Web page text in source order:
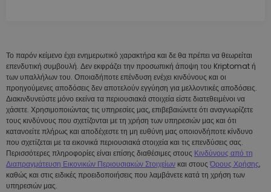
Το παρόν κείμενο έχει ενημερωτικό χαρακτήρα και δε θα πρέπει να θεωρείται
επενδυτική συμβουλή. Δεν εκφράζει την προσωπική άποψη του Kriptomat ή
των υπαλλήλων του. Οποιαδήποτε επένδυση ενέχει κινδύνους και οι
προηγούμενες αποδόσεις δεν αποτελούν εγγύηση για μελλοντικές αποδόσεις.
Διακινδυνεύστε μόνο εκείνα τα περιουσιακά στοιχεία είστε διατεθειμένοι να
χάσετε. Χρησιμοποιώντας τις υπηρεσίες μας, επιβεβαιώνετε ότι αναγνωρίζετε
τους κινδύνους που σχετίζονται με τη χρήση των υπηρεσιών μας και ότι
κατανοείτε πλήρως και αποδέχεστε τη μη ευθύνη μας οποιονδήποτε κίνδυνο
που σχετίζεται με τα εικονικά περιουσιακά στοιχεία και τις επενδύσεις σας.
Περισσότερες πληροφορίες είναι επίσης διαθέσιμες στους Κινδύνους από τη
Διαπραγμάτευση Εικονικών Περιουσιακών Στοιχείων και στουςΌρους Χρήσης,
καθώς και στις ειδικές προειδοποιήσεις που λαμβάνετε κατά τη χρήση των
υπηρεσιών μας.